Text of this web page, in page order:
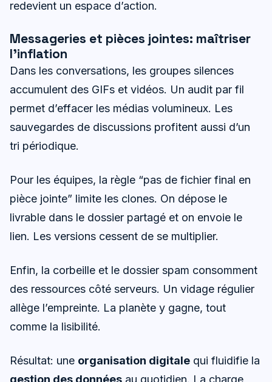
redevient un espace d’action.
Messageries et pièces jointes: maîtriser
l’inflation
Dans les conversations, les groupes silences
accumulent des GIFs et vidéos. Un audit par fil
permet d’effacer les médias volumineux. Les
sauvegardes de discussions profitent aussi d’un
tri périodique.
Pour les équipes, la règle “pas de fichier final en
pièce jointe” limite les clones. On dépose le
livrable dans le dossier partagé et on envoie le
lien. Les versions cessent de se multiplier.
Enfin, la corbeille et le dossier spam consomment
des ressources côté serveurs. Un vidage régulier
allège l’empreinte. La planète y gagne, tout
comme la lisibilité.
Résultat: une organisation digitale qui fluidifie la
gestion des données au quotidien. La charge